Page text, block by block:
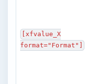
[xfvalue_X
format="Format"]